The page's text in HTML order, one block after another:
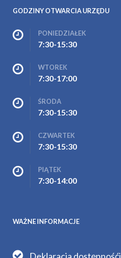
GODZINY OTWARCIA URZĘDU
PONIEDZIAŁEK
7:30-15:30
WTOREK
7:30-17:00
ŚRODA
7:30-15:30
CZWARTEK
7:30-15:30
PIĄTEK
7:30-14:00
WAŻNE INFORMACJE
Deklaracja dostępnośći